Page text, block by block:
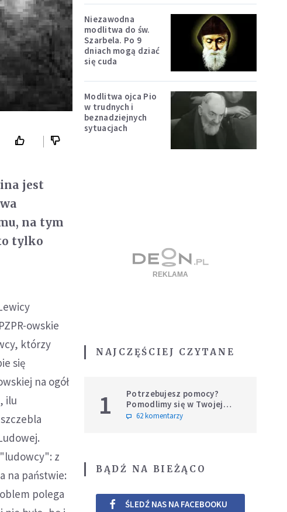
jest
na tym
tylko
owskie
którzy
się
na ogół
ilu
"ludowcy": z
na państwie:
polega
Niezawodna
modlitwa do św.
Szarbela. Po 9
dniach mogą dziać
się cuda
Modlitwa ojca Pio
w trudnych i
beznadziejnych
sytuacjach
NAJCZĘŚCIEJ CZYTANE
1
Potrzebujesz pomocy?
Pomodlimy się w Twojej
intencji
62 komentarzy
BĄDŹ NA BIEŻĄCO
ŚLEDŹ NAS NA FACEBOOKU